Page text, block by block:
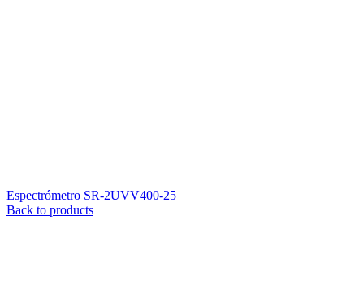
Espectrómetro SR-2UVV400-25
Back to products